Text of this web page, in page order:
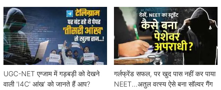
UGC-NET एग्जाम में गड़बड़ी को देखने
वाली 'I4C' आंख' को जानते हैं आप?
गर्लफ्रेंड सफल, पर खुद पास नहीं कर पाया
NEET...अतुल वत्स्य ऐसे बना सॉल्वर गैंग